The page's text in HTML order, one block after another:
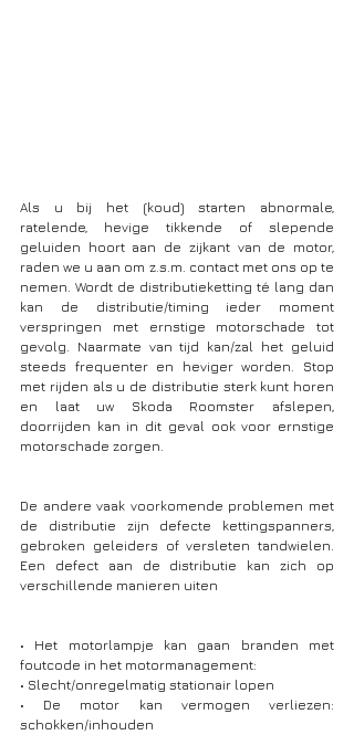
Als u bij het (koud) starten abnormale,
ratelende, hevige tikkende of slepende
geluiden hoort aan de zijkant van de motor,
raden we u aan om z.s.m. contact met ons op te
nemen. Wordt de distributieketting té lang dan
kan de distributie/timing ieder moment
verspringen met ernstige motorschade tot
gevolg. Naarmate van tijd kan/zal het geluid
steeds frequenter en heviger worden. Stop
met rijden als u de distributie sterk kunt horen
en laat uw Skoda Roomster afslepen,
doorrijden kan in dit geval ook voor ernstige
motorschade zorgen.
De andere vaak voorkomende problemen met
de distributie zijn defecte kettingspanners,
gebroken geleiders of versleten tandwielen.
Een defect aan de distributie kan zich op
verschillende manieren uiten
• Het motorlampje kan gaan branden met
foutcode in het motormanagement:
• Slecht/onregelmatig stationair lopen
• De motor kan vermogen verliezen:
schokken/inhouden